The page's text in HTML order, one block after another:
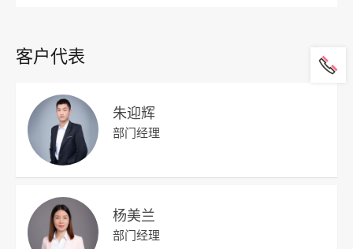
客户代表
朱迎辉
部门经理
杨美兰
部门经理